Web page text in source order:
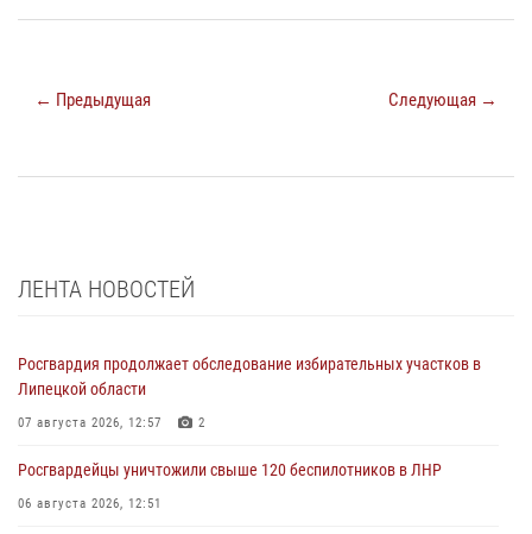
← Предыдущая Следующая →
ЛЕНТА НОВОСТЕЙ
Росгвардия продолжает обследование избирательных участков в
Липецкой области
07 августа 2026, 12:57 2
Росгвардейцы уничтожили свыше 120 беспилотников в ЛНР
06 августа 2026, 12:51